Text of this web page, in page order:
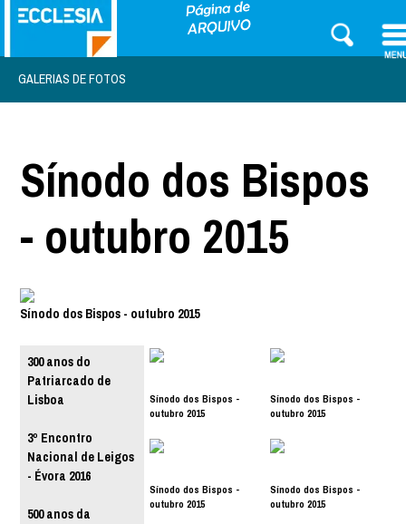
GALERIAS DE FOTOS
Sínodo dos Bispos
- outubro 2015
Sínodo dos Bispos - outubro 2015
300 anos do
Patriarcado de
Lisboa
3º Encontro
Nacional de Leigos
- Évora 2016
500 anos da
Sínodo dos Bispos -
outubro 2015
Sínodo dos Bispos -
outubro 2015
Sínodo dos Bispos -
outubro 2015
Sínodo dos Bispos -
outubro 2015